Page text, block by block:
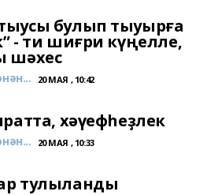
булып тыуырға
- ти шиғри күңелле,
шәхес
20 МАЯ , 10:42
хәүефһеҙлек
20 МАЯ , 10:33
тулыланды